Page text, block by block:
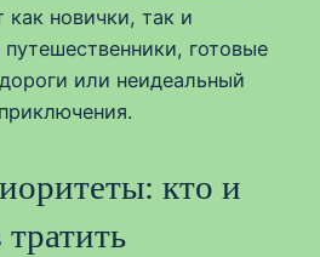
как новички, так и
готовые
или неидеальный
кто и